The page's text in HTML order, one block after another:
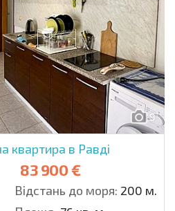
9
квартира в Равді
83 900 €
Відстань до моря: 200 м.